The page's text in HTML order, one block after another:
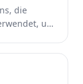
die
um